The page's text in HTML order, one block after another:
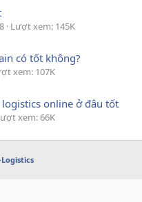
Lượt xem: 145K
có tốt không?
xem: 107K
online ở đâu tốt
xem: 66K